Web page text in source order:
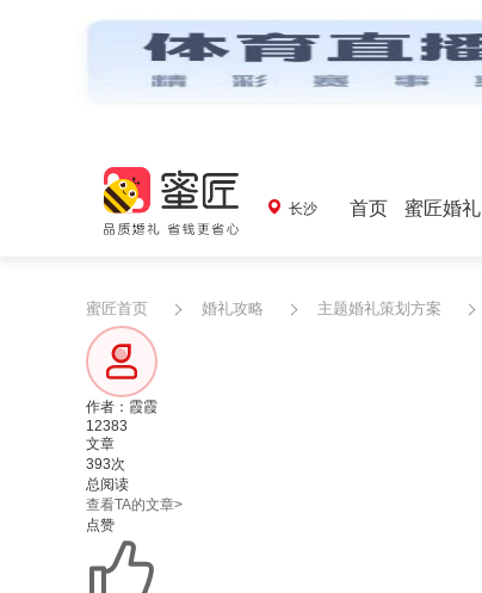
长沙 首页 蜜匠婚礼
蜜匠首页 婚礼攻略 主题婚礼策划方案
作者：霞霞
12383
文章
393次
总阅读
查看TA的文章>
点赞